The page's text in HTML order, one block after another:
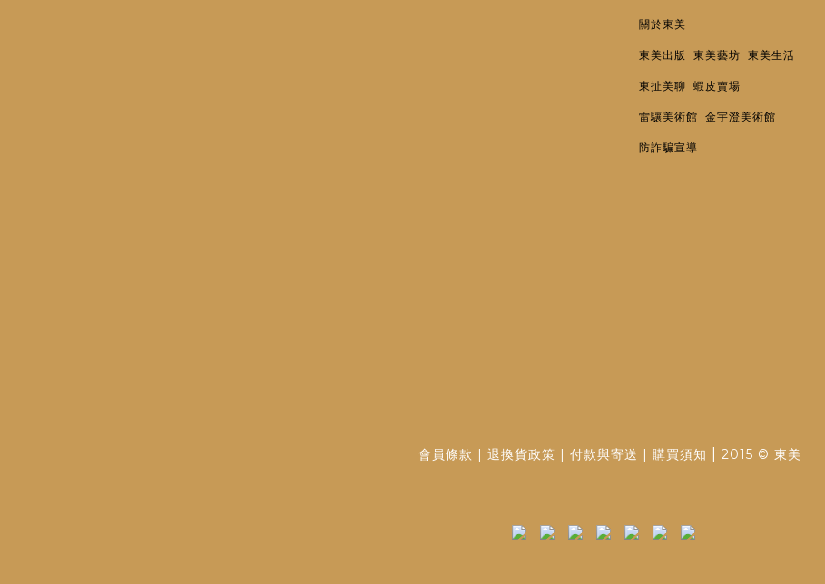
關於東美
東美出版 東美藝坊 東美生活
東扯美聊 蝦皮賣場
雷驤美術館 金宇澄美術館
防詐騙宣導
會員條款 | 退換貨政策 | 付款與寄送 | 購買須知 2015 © 東美